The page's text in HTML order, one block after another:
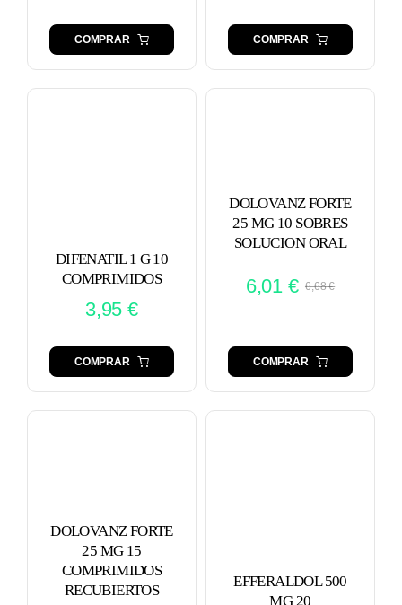
COMPRAR COMPRAR
DIFENATIL 1 G 10
COMPRIMIDOS
3,95€
COMPRAR
DOLOVANZ FORTE
25 MG 10 SOBRES
SOLUCION ORAL
6,68€El
original
era:
6,68 €.
6,01 €
El
actual
es:
6,01 €.
COMPRAR
DOLOVANZ FORTE
25 MG 15
COMPRIMIDOS
RECUBIERTOS
EFFERALDOL 500
MG 20